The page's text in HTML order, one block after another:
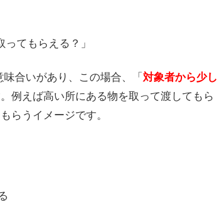
てもらえる？」
合いがあり、この場合、「 対象者から少し
例えば高い所にある物を取って渡してもら
らうイメージです。